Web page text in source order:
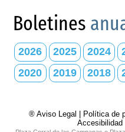
Boletines
2026 2025 2024
2020
2019 2018
® Aviso Legal Política de
Accesibilidad